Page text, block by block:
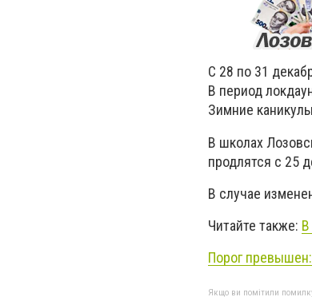
С 28 по 31
В период
Зимние
В школах
продлятся с 25
В случае
Читайте также:
Порог
Якщо ви помітили